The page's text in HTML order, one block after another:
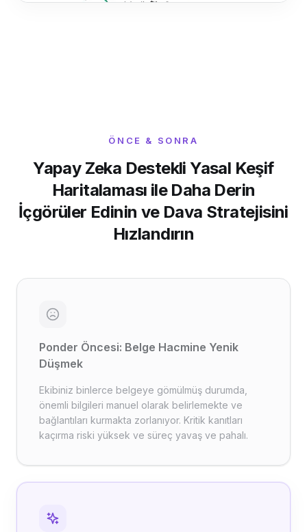
ÖNCE & SONRA
Yapay Zeka Destekli Yasal Keşif
Haritalaması ile Daha Derin
İçgörüler Edinin ve Dava Stratejisini
Hızlandırın
Ponder Öncesi: Belge Hacmine Yenik
Düşmek
Ekibiniz binlerce belgeye gömülmüş durumda,
önemli bilgileri manuel olarak belirlemekte ve
bağlantıları kurmakta zorlanıyor. Kritik kanıtları
kaçırma riski yüksek ve süreç yavaş ve pahalı.